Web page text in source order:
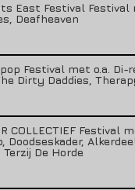
East Festival Festival
Deafheaven
Festival met o.a. Di-
Dirty Daddies,
COLLECTIEF Festival
Doodseskader,
Terzij De Horde